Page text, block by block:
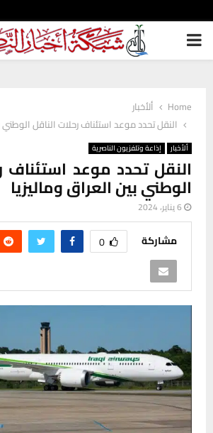
PRIMARY
Home
ألأخبار
النقل تحدد موعد استئناف رحلات الناقل الوطني
ألأخبار إذاعة وتلفزيون الناصرية
النقل تحدد موعد استئناف
الوطني بين العراق وماليزيا
6 يناير، 2024
مشاركة 0